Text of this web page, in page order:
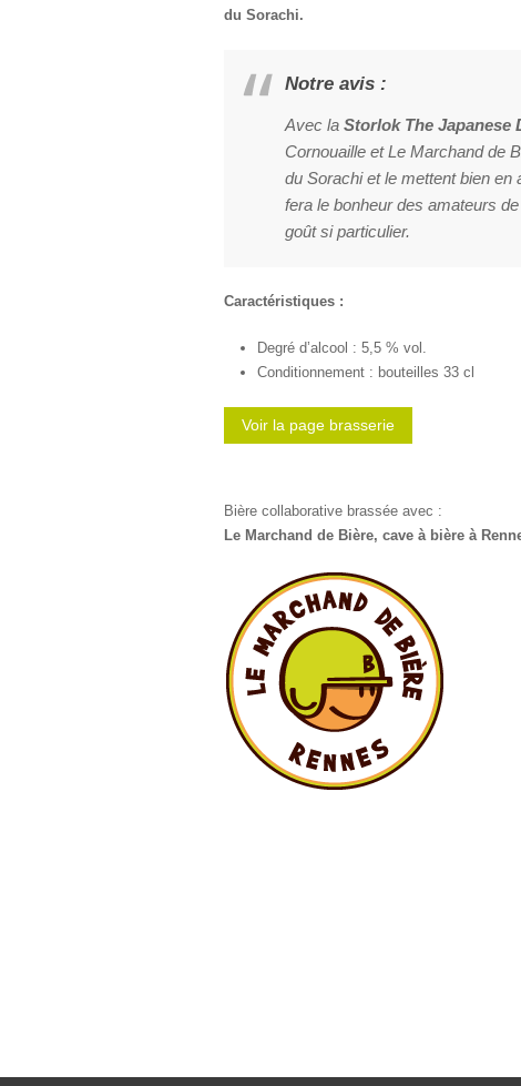
du Sorachi.
Notre avis :
Avec la Storlok The Japanese
Cornouaille et Le Marchand de
du Sorachi et le mettent bien en
fera le bonheur des amateurs
goût si particulier.
Caractéristiques :
Degré d’alcool : 5,5 % vol.
Conditionnement : bouteilles 33 cl
Voir la page brasserie
Bière collaborative brassée avec :
Le Marchand de Bière, cave à bière à